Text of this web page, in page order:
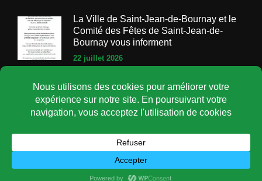
La Ville de Saint-Jean-de-Bournay et le
Comité des Fêtes de Saint-Jean-de-
Bournay vous informent
22 juillet 2026